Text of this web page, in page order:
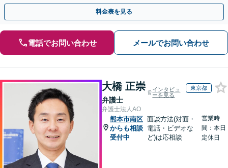
【休日夜間／オンライン相談OK】
料金表を見る
電話でお問い合わせ メールでお問い合わせ
大橋 正崇
弁護士
インタビュ
ーを見る
東京都
弁護士法人AO
熊本市南区
からも相談
受付中
面談方法(対面・
電話・ビデオな
ど)は応相談
営業時
間：本日
定休日